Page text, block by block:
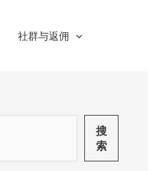
社群与返佣
搜
索